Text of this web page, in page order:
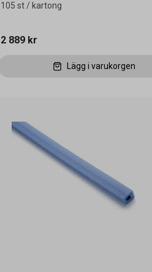
105 st / kartong
2 889 kr
Lägg i varukorgen